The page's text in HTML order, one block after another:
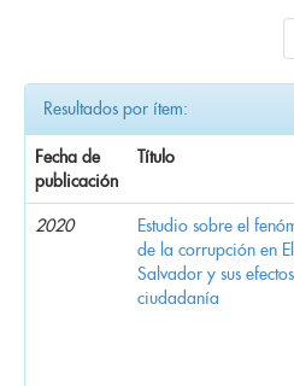
Resultados por ítem:
Fecha de
publicación
Título
2020
Estudio sobre el
de la corrupción en El
Salvador y sus
ciudadanía